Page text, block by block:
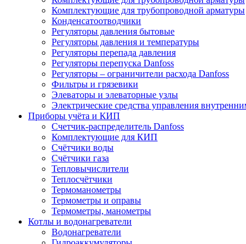
Комплектующие для трубопроводной арматуры
Конденсатоотводчики
Регуляторы давления бытовые
Регуляторы давления и температуры
Регуляторы перепада давления
Регуляторы перепуска Danfoss
Регуляторы – ограничители расхода Danfoss
Фильтры и грязевики
Элеваторы и элеваторные узлы
Электрические средства управления
Приборы учёта и КИП
Cчетчик-распределитель Danfoss
Комплектующие для КИП
Счётчики воды
Счётчики газа
Тепловычислители
Теплосчётчики
Термоманометры
Термометры и оправы
Термометры, манометры
Котлы и водонагреватели
Водонагреватели